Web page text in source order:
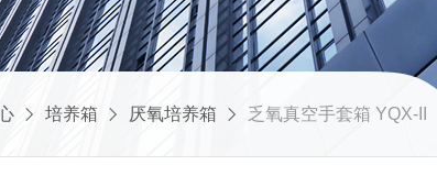
培养箱 厌氧培养箱 乏氧真空手套箱 YQX-II